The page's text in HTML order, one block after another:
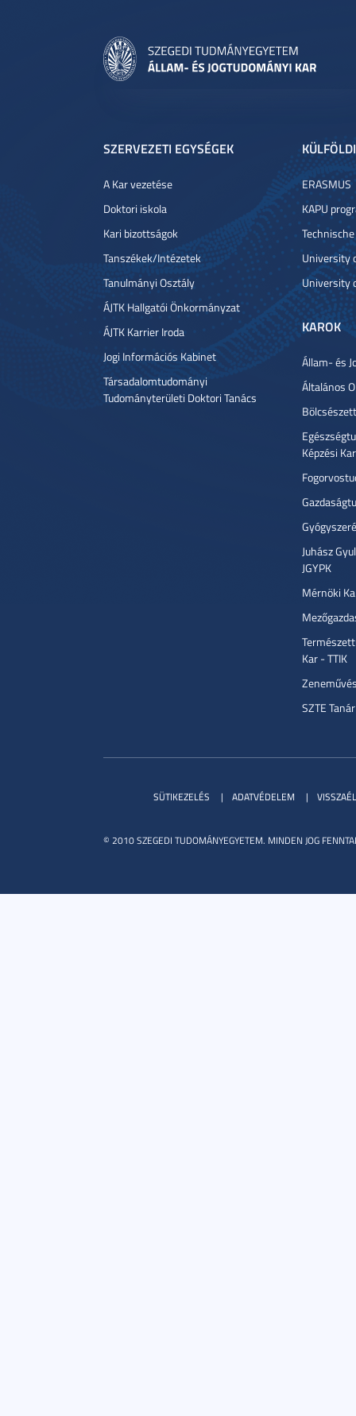
SZERVEZETI EGYSÉGEK
A Kar vezetése
Doktori iskola
Kari bizottságok
Tanszékek/Intézetek
Tanulmányi Osztály
ÁJTK Hallgatói Önkormányzat
ÁJTK Karrier Iroda
Jogi Információs Kabinet
Társadalomtudományi
Tudományterületi Doktori Tanács
ERASMUS
KAPU
University
University
KAROK
Állam- és
Általános
Képzési
Juhász
JGYPK
Mérnöki
Kar - TTIK
SZTE
© 2010 SZEGEDI TUDOMÁNYEGYETEM. MINDEN JOG
SÜTIKEZELÉS ADATVÉDELEM